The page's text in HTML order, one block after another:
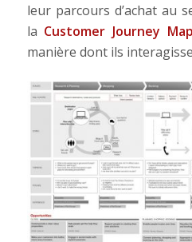
leur parcours d’achat au
la Customer Journey Map
manière dont ils